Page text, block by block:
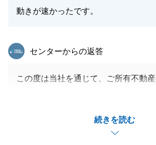
動きが速かったです。
続きを読む
東急リバブル
センターからの返答
この度は当社を通じて、ご所有不動
てスムーズにお取引ができたことで
したこと、嬉しく思います。